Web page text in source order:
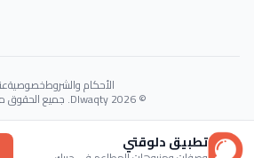
الأحكام والشروطخصوصية
© 2026 Dlwaqty. جميع الحقوق محفوظة.
Powered byGAIT
تطبيق دلوقتي